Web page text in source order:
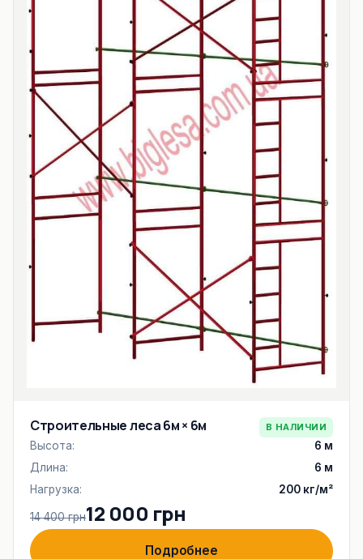
Строительные леса 6м × 6м В НАЛИЧИИ
Высота:
6 м
Длина:
6 м
Нагрузка:
200 кг/м²
14 400 грн12 000 грн
Подробнее